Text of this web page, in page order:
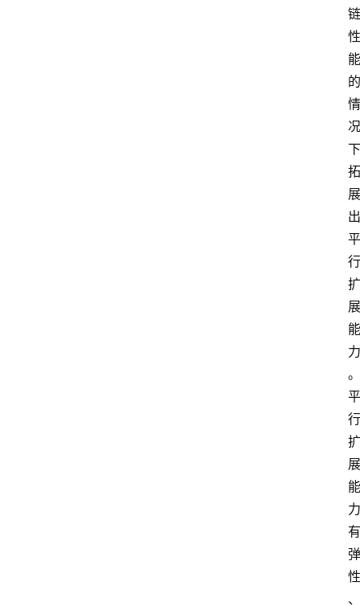
链
性
能
的
情
况
下
拓
展
出
平
行
扩
展
能
力
。
平
行
扩
展
能
力
有
弹
性
、